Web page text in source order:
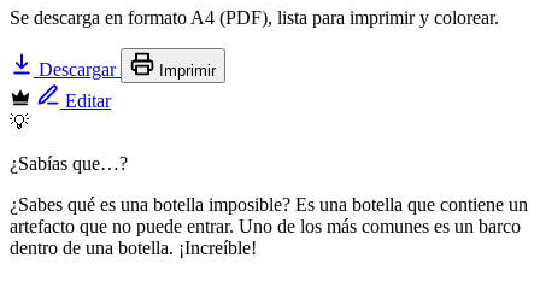
Se descarga en formato A4 (PDF), lista para imprimir y colorear.
Descargar Imprimir
Editar
💡
¿Sabías que…?
¿Sabes qué es una botella imposible? Es una botella que contiene un
artefacto que no puede entrar. Uno de los más comunes es un barco
dentro de una botella. ¡Increíble!